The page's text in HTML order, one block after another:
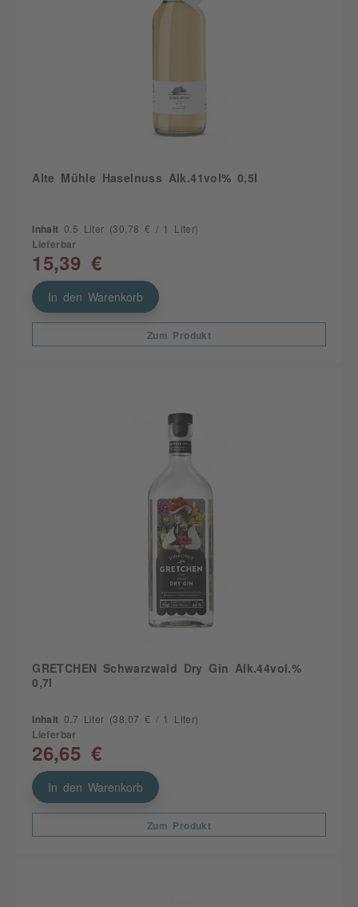
Alte Mühle Haselnuss Alk.41vol% 0,5l
Inhalt 0.5 Liter (30,78 € / 1 Liter)
Lieferbar
15,39 €
In den Warenkorb
Zum Produkt
GRETCHEN Schwarzwald Dry Gin Alk.44vol.%
0,7l
Inhalt 0.7 Liter (38,07 € / 1 Liter)
Lieferbar
26,65 €
In den Warenkorb
Zum Produkt